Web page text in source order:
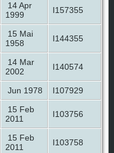
14 Apr
1999
I157355
15 Mai
1958
I144355
14 Mar
2002
I140574
Jun 1978 I107929
15 Feb
2011
I103756
15 Feb
2011
I103758